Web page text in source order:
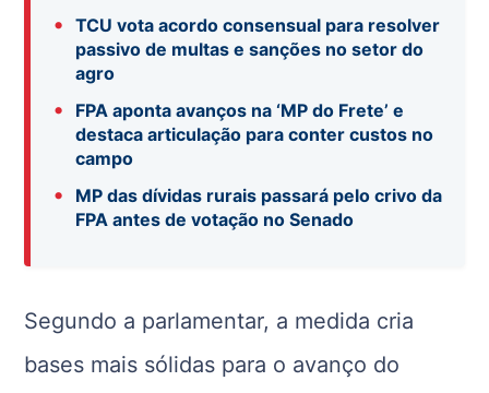
•
TCU vota acordo consensual para resolver
passivo de multas e sanções no setor do
agro
•
FPA aponta avanços na ‘MP do Frete’ e
destaca articulação para conter custos no
campo
•
MP das dívidas rurais passará pelo crivo da
FPA antes de votação no Senado
Segundo a parlamentar, a medida cria
bases mais sólidas para o avanço do